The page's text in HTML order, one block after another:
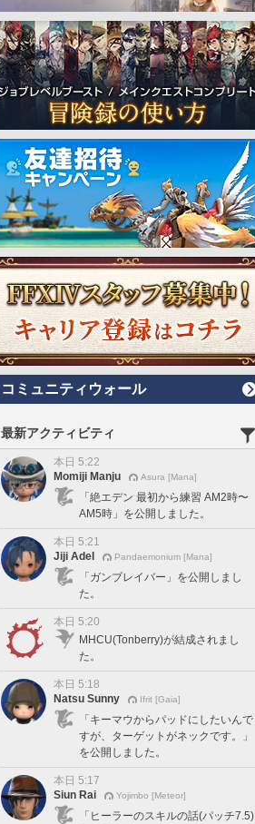
コミュニティウォール
最新アクティビティ
本日 5:22
Momiji Manju
Asura [Mana]
「絶エデン 最初から練習 AM2時〜
AM5時」を公開しました。
本日 5:21
Jiji Adel
Pandaemonium [Mana]
「ガンブレイバー」を公開しまし
た。
本日 5:20
MHCU(Tonberry)が結成されまし
た。
本日 5:18
Natsu Sunny
Ifrit [Gaia]
「キーマウからパッドにしたいんで
すが、ターゲットがネックです。」
を公開しました。
本日 5:17
Siun Rai
Yojimbo [Meteor]
「ヒーラーのスキルの話(パッチ7.5)